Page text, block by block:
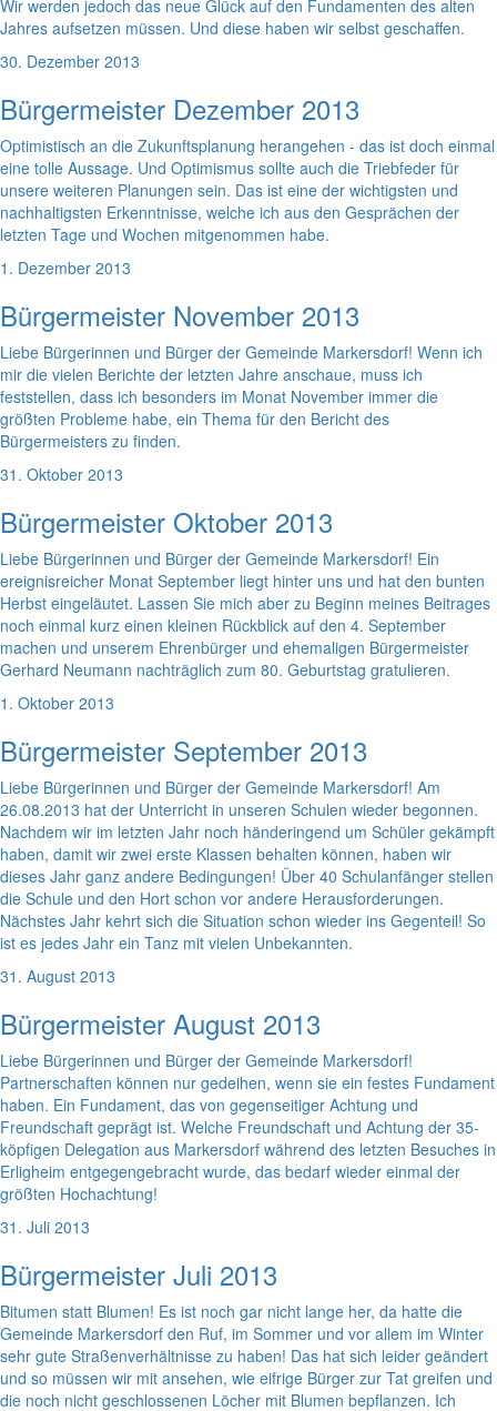
Wir werden jedoch das neue Glück auf den Fundamenten des alten
Jahres aufsetzen müssen. Und diese haben wir selbst geschaffen.
30. Dezember 2013
Bürgermeister Dezember 2013
Optimistisch an die Zukunftsplanung herangehen - das ist doch einmal
eine tolle Aussage. Und Optimismus sollte auch die Triebfeder für
unsere weiteren Planungen sein. Das ist eine der wichtigsten und
nachhaltigsten Erkenntnisse, welche ich aus den Gesprächen der
letzten Tage und Wochen mitgenommen habe.
1. Dezember 2013
Bürgermeister November 2013
Liebe Bürgerinnen und Bürger der Gemeinde Markersdorf! Wenn ich
mir die vielen Berichte der letzten Jahre anschaue, muss ich
feststellen, dass ich besonders im Monat November immer die
größten Probleme habe, ein Thema für den Bericht des
Bürgermeisters zu finden.
31. Oktober 2013
Bürgermeister Oktober 2013
Liebe Bürgerinnen und Bürger der Gemeinde Markersdorf! Ein
ereignisreicher Monat September liegt hinter uns und hat den bunten
Herbst eingeläutet. Lassen Sie mich aber zu Beginn meines Beitrages
noch einmal kurz einen kleinen Rückblick auf den 4. September
machen und unserem Ehrenbürger und ehemaligen Bürgermeister
Gerhard Neumann nachträglich zum 80. Geburtstag gratulieren.
1. Oktober 2013
Bürgermeister September 2013
Liebe Bürgerinnen und Bürger der Gemeinde Markersdorf! Am
26.08.2013 hat der Unterricht in unseren Schulen wieder begonnen.
Nachdem wir im letzten Jahr noch händeringend um Schüler gekämpft
haben, damit wir zwei erste Klassen behalten können, haben wir
dieses Jahr ganz andere Bedingungen! Über 40 Schulanfänger stellen
die Schule und den Hort schon vor andere Herausforderungen.
Nächstes Jahr kehrt sich die Situation schon wieder ins Gegenteil! So
ist es jedes Jahr ein Tanz mit vielen Unbekannten.
31. August 2013
Bürgermeister August 2013
Liebe Bürgerinnen und Bürger der Gemeinde Markersdorf!
Partnerschaften können nur gedeihen, wenn sie ein festes Fundament
haben. Ein Fundament, das von gegenseitiger Achtung und
Freundschaft geprägt ist. Welche Freundschaft und Achtung der 35-
köpfigen Delegation aus Markersdorf während des letzten Besuches in
Erligheim entgegengebracht wurde, das bedarf wieder einmal der
größten Hochachtung!
31. Juli 2013
Bürgermeister Juli 2013
Bitumen statt Blumen! Es ist noch gar nicht lange her, da hatte die
Gemeinde Markersdorf den Ruf, im Sommer und vor allem im Winter
sehr gute Straßenverhältnisse zu haben! Das hat sich leider geändert
und so müssen wir mit ansehen, wie eifrige Bürger zur Tat greifen und
die noch nicht geschlossenen Löcher mit Blumen bepflanzen. Ich